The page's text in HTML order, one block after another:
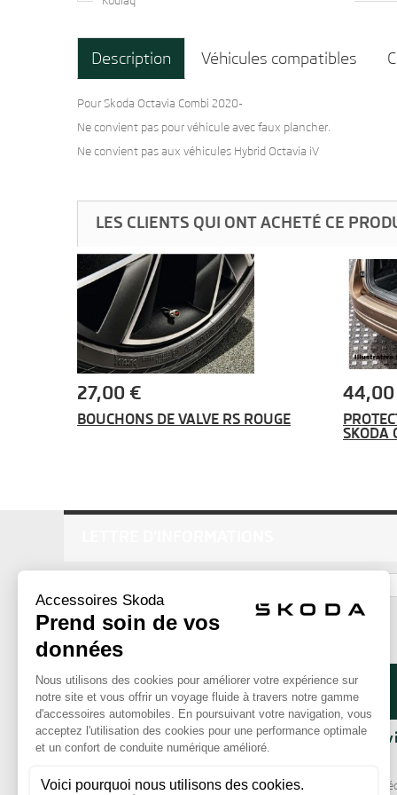
Description Véhicules compatibles
Pour Skoda Octavia Combi 2020-
Ne convient pas pour véhicule avec faux plancher.
Ne convient pas aux véhicules Hybrid Octavia iV
LES CLIENTS QUI ONT ACHETÉ CE
27,00 €
BOUCHONS DE VALVE RS ROUGE
SKODA
ok
La Boutique
Comment commander ?
Nos
Paiement